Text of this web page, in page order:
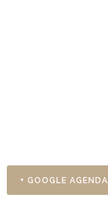
+ GOOGLE AGENDA